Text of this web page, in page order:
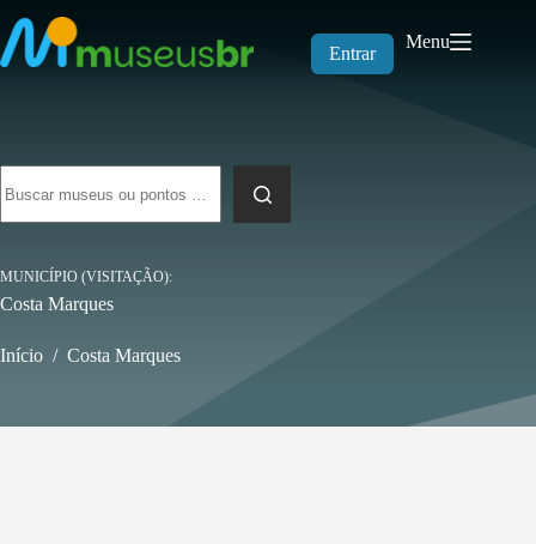
para
o
conteúdo
Entrar
Menu
resultados
MUNICÍPIO (VISITAÇÃO)
Costa Marques
Início / Costa Marques